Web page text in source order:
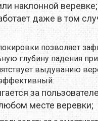
SOTO
TATONKA
THERM-A-REST
TRAMP
TURBAT
наклонной веревке;
даже в том
позволяет
глубину падения
выдуванию
за
месте веревки;